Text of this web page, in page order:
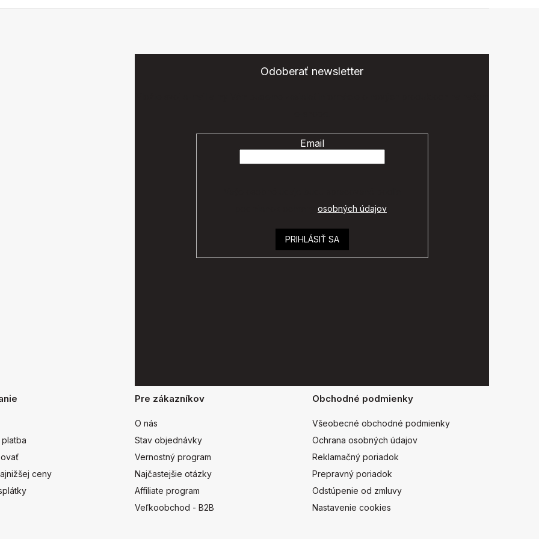
Odoberať newsletter
Email
osobných údajov
PRIHLÁSIŤ SA
ceny
Pre zákazníkov
O nás
Stav objednávky
Vernostný program
Najčastejšie otázky
Affiliate program
Veľkoobchod - B2B
Obchodné podmienky
Všeobecné obchodné podmienky
Ochrana osobných údajov
Reklamačný poriadok
Prepravný poriadok
Odstúpenie od zmluvy
Nastavenie cookies